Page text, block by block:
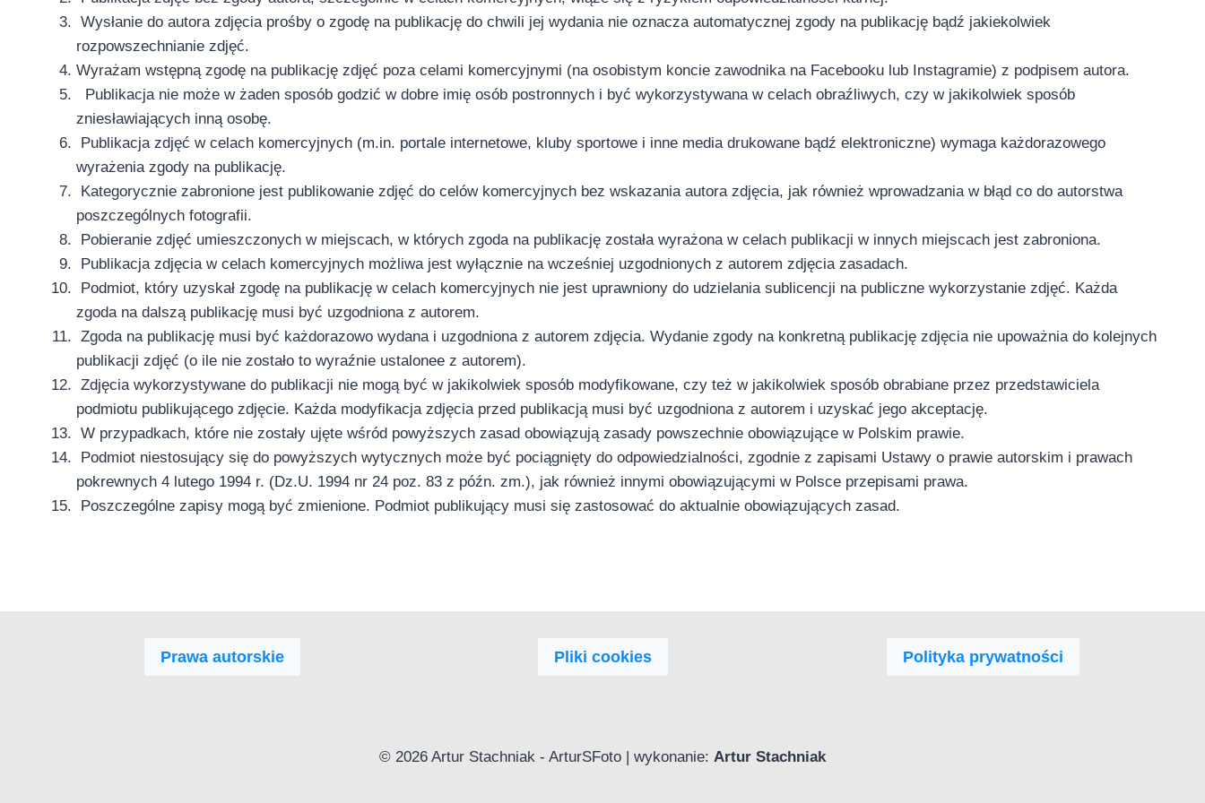
Wysłanie do autora zdjęcia prośby o zgodę na publikację do chwili jej wydania nie oznacza automatycznej zgody na publikację bądź jakiekolwiek
rozpowszechnianie zdjęć.
Wyrażam wstępną zgodę na publikację zdjęć poza celami komercyjnymi (na osobistym koncie zawodnika na Facebooku lub Instagramie) z podpisem autora.
Publikacja nie może w żaden sposób godzić w dobre imię osób postronnych i być wykorzystywana w celach obraźliwych, czy w jakikolwiek sposób
zniesławiających inną osobę.
Publikacja zdjęć w celach komercyjnych (m.in. portale internetowe, kluby sportowe i inne media drukowane bądź elektroniczne) wymaga każdorazowego
wyrażenia zgody na publikację.
Kategorycznie zabronione jest publikowanie zdjęć do celów komercyjnych bez wskazania autora zdjęcia, jak również wprowadzania w błąd co do autorstwa
poszczególnych fotografii.
Pobieranie zdjęć umieszczonych w miejscach, w których zgoda na publikację została wyrażona w celach publikacji w innych miejscach jest zabroniona.
Publikacja zdjęcia w celach komercyjnych możliwa jest wyłącznie na wcześniej uzgodnionych z autorem zdjęcia zasadach.
Podmiot, który uzyskał zgodę na publikację w celach komercyjnych nie jest uprawniony do udzielania sublicencji na publiczne wykorzystanie zdjęć. Każda
zgoda na dalszą publikację musi być uzgodniona z autorem.
Zgoda na publikację musi być każdorazowo wydana i uzgodniona z autorem zdjęcia. Wydanie zgody na konkretną publikację zdjęcia nie upoważnia do kolejnych
publikacji zdjęć (o ile nie zostało to wyraźnie ustalonee z autorem).
Zdjęcia wykorzystywane do publikacji nie mogą być w jakikolwiek sposób modyfikowane, czy też w jakikolwiek sposób obrabiane przez przedstawiciela
podmiotu publikującego zdjęcie. Każda modyfikacja zdjęcia przed publikacją musi być uzgodniona z autorem i uzyskać jego akceptację.
W przypadkach, które nie zostały ujęte wśród powyższych zasad obowiązują zasady powszechnie obowiązujące w Polskim prawie.
Podmiot niestosujący się do powyższych wytycznych może być pociągnięty do odpowiedzialności, zgodnie z zapisami Ustawy o prawie autorskim i prawach
pokrewnych 4 lutego 1994 r. (Dz.U. 1994 nr 24 poz. 83 z późn. zm.), jak również innymi obowiązującymi w Polsce przepisami prawa.
Poszczególne zapisy mogą być zmienione. Podmiot publikujący musi się zastosować do aktualnie obowiązujących zasad.
Prawa autorskie Pliki cookies Polityka prywatności
© 2026 Artur Stachniak - ArturSFoto | wykonanie: Artur Stachniak